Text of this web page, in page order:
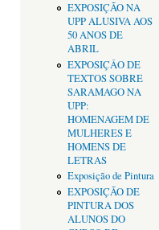
EXPOSIÇÃO NA
UPP ALUSIVA AOS
50 ANOS DE
ABRIL
EXPOSIÇÂO DE
TEXTOS SOBRE
SARAMAGO NA
UPP:
HOMENAGEM DE
MULHERES E
HOMENS DE
LETRAS
Exposição de Pintura
EXPOSIÇÃO DE
PINTURA DOS
ALUNOS DO